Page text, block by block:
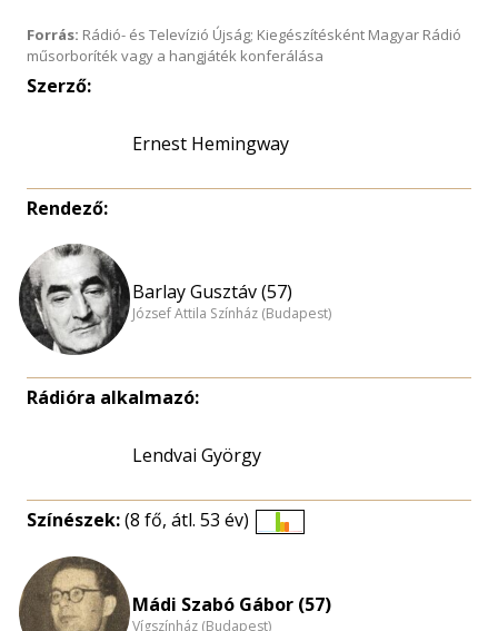
Forrás: Rádió- és Televízió Újság; Kiegészítésként Magyar Rádió
műsorboríték vagy a hangjáték konferálása
Szerző:
Ernest Hemingway
Rendező:
Barlay Gusztáv (57)
József Attila Színház (Budapest)
Rádióra alkalmazó:
Lendvai György
Színészek:(8 fő, átl. 53 év)
nagyítása
Mádi Szabó Gábor (57)
Vígszínház (Budapest)